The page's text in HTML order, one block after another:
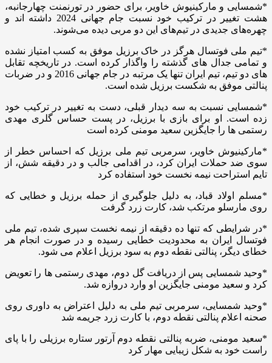
*شمسایی و مارکینیوش خاویر، برای حضور در تورنمنت چهارجانبه،
هشت تغییر در ترکیب خود نسبت جام جهانی 2024 داشته اند و
چهره‌های جدیدی در تیم‌های این دو مربی دیده می‌شوند.
*تیم ملی فوتسال هرگز در خاک برزیل موفق به کسب امتیاز نشده
و تمامی جدال های گذشته را واگذار کرده است. در تاریخچه تقابل
های دو تیم، تیم ایران تنها یک مرتبه در جام جهانی 2016 و در ضربات
پنالتی موفق به شکست برزیل شده است.
*شمسایی نسبت به سه دیدار قبلی، دست به تغییر در ترکیب خود
زده است. او برای بازی با برزیل، در پست حساس گلری مهدی
رستمی ها را جایگزین سعید مومنی کرده است
*مارکینیوش خاویر، سرمربی تیم ملی برزیل که احساس خطر از
سوی ضد حملات ایران کرد، در اقدامی جالب و در دقیقه شش، از
تایم استراحت نیمه نخست خود استفاده کرد
*مسلم اولاد قباد، به دلیل جلوگیری از حمله برزیل و خطایی که
روی مارسلو مرتکب شد، کارت زرد گرفت
*در شرایطی که تنها ده دقیقه از نیمه نخست سپری شده، تیم ملی
فوتسال ایران به محدودیت خطایی رسیده و در صورت انجام هر
خطای دیگر، پنالتی نقطه دوم به سود برزیل اعلام می شود.
*وحید شمسایی پس از دریافت گل دوم، مهدی رستمی ها را تعویض
کرد و سعید مومنی جایگزین او وارد دروازه شد.
*وحید شمسایی، سرمربی تیم ملی به دلیل اعتراض به داوری روی
صحنه اعلام پنالتی نقطه دوم، با کارت زرد جریمه شد
*سعید مومنی، ضربه پنالتی نقطه دوم آرتور ستاره برزیلی را با پای
راست خود به شکل زیبایی مهار کرد